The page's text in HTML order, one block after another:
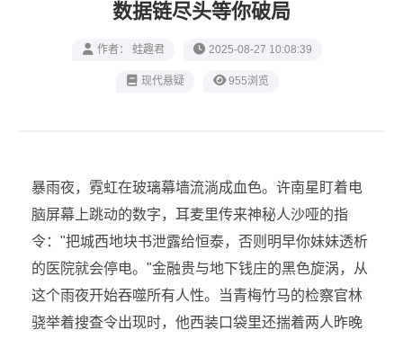
数据链尽头等你破局
作者： 蛙趣君 2025-08-27 10:08:39
现代悬疑 955浏览
暴雨夜，霓虹在玻璃幕墙流淌成血色。许南星盯着电
脑屏幕上跳动的数字，耳麦里传来神秘人沙哑的指
令："把城西地块书泄露给恒泰，否则明早你妹妹透析
的医院就会停电。"金融贵与地下钱庄的黑色旋涡，从
这个雨夜开始吞噬所有人性。当青梅竹马的检察官林
骁举着搜查令出现时，他西装口袋里还揣着两人昨晚